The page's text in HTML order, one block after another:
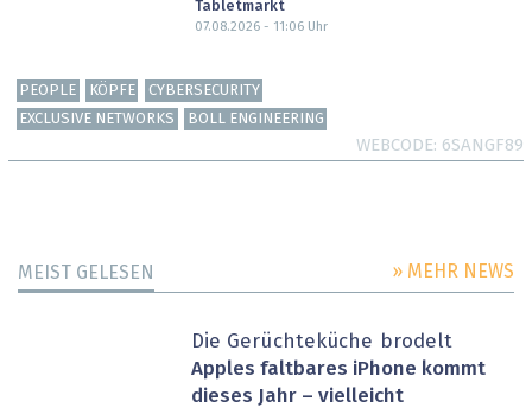
Tabletmarkt
07.08.2026 - 11:06Uhr
PEOPLE KÖPFE
CYBERSECURITY
EXCLUSIVE NETWORKS
BOLL ENGINEERING
WEBCODE 6SANGF89
MEIST GELESEN » MEHR NEWS
Die Gerüchteküche brodelt
Apples faltbares iPhone kommt
dieses Jahr – vielleicht